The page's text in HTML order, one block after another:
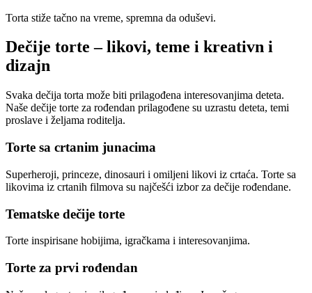
Torta stiže tačno na vreme, spremna da oduševi.
Dečije torte – likovi, teme i kreativn i
dizajn
Svaka dečija torta može biti prilagođena interesovanjima deteta.
Naše dečije torte za rođendan prilagođene su uzrastu deteta, temi
proslave i željama roditelja.
Torte sa crtanim junacima
Superheroji, princeze, dinosauri i omiljeni likovi iz crtaća. Torte sa
likovima iz crtanih filmova su najčešći izbor za dečije rođendane.
Tematske dečije torte
Torte inspirisane hobijima, igračkama i interesovanjima.
Torte za prvi rođendan